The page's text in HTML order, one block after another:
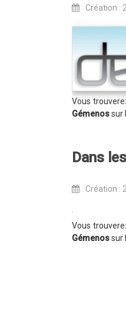
Création :
Vous
Gémenossur
Dans
Création :
Vous
Gémenossur